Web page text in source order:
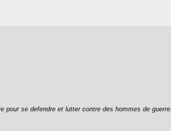
se defendre et lutter contre des hommes de guerre.